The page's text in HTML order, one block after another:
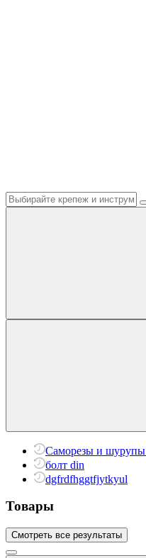
Саморезы и
болт din
dgfrdfhggtfjytkyul
Товары
Смотреть все результаты